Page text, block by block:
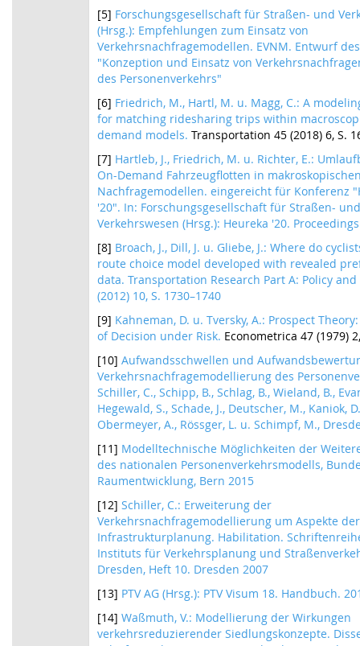
[5] Forschungsgesellschaft für Straßen- und
(Hrsg.): Empfehlungen zum Einsatz von
Verkehrsnachfragemodellen. EVNM. Entwurf
"Konzeption und Einsatz von
des Personenverkehrs"
[6] Friedrich, M., Hartl, M. u. Magg, C.: A
for matching ridesharing trips within
demand models. Transportation 45 (2018) 6, S.
[7] Hartleb, J., Friedrich, M. u. Richter, E.:
On-Demand Fahrzeugflotten in
Nachfragemodellen. eingereicht für Konferenz
'20". In: Forschungsgesellschaft für Straßen- und
Verkehrswesen (Hrsg.): Heureka '20.
[8] Broach, J., Dill, J. u. Gliebe, J.: Where do
route choice model developed with revealed
data. Transportation Research Part A: Policy and
(2012) 10, S. 1730–1740
[9] Kahneman, D. u. Tversky, A.: Prospect
of Decision under Risk. Econometrica 47 (1979)
[10] Aufwandsschwellen und
Verkehrsnachfragemodellierung des
Schiller, C., Schipp, B., Schlag, B., Wieland, B.,
Hegewald, S., Schade, J., Deutscher, M., Kaniok,
Obermeyer, A., Rössger, L. u. Schimpf, M.,
[11] Modelltechnische Möglichkeiten der
des nationalen Personenverkehrsmodells,
Raumentwicklung, Bern 2015
[12] Schiller, C.: Erweiterung der
Verkehrsnachfragemodellierung um Aspekte
Infrastrukturplanung. Habilitation.
Instituts für Verkehrsplanung und
Dresden, Heft 10. Dresden 2007
[13] PTV AG (Hrsg.): PTV Visum 18. Handbuch.
[14] Waßmuth, V.: Modellierung der Wirkungen
verkehrsreduzierender Siedlungskonzepte.